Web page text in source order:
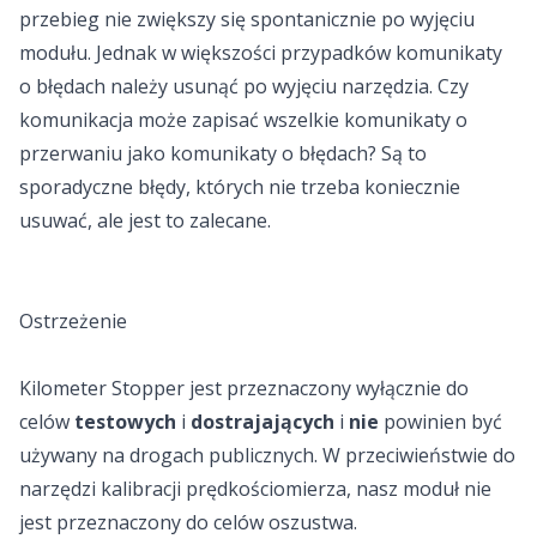
przebieg nie zwiększy się spontanicznie po wyjęciu
modułu. Jednak w większości przypadków komunikaty
o błędach należy usunąć po wyjęciu narzędzia. Czy
komunikacja może zapisać wszelkie komunikaty o
przerwaniu jako komunikaty o błędach? Są to
sporadyczne błędy, których nie trzeba koniecznie
usuwać, ale jest to zalecane.
Ostrzeżenie
Kilometer Stopper jest przeznaczony wyłącznie do
celów testowych i dostrajających i nie powinien być
używany na drogach publicznych. W przeciwieństwie do
narzędzi kalibracji prędkościomierza, nasz moduł nie
jest przeznaczony do celów oszustwa.